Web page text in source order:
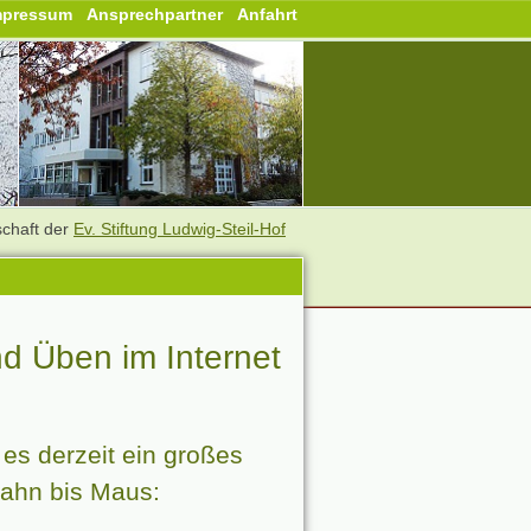
Ansprechpartner Anfahrt
der Ev. Stiftung Ludwig-Steil-Hof
Üben im Internet
derzeit ein großes
bis Maus: